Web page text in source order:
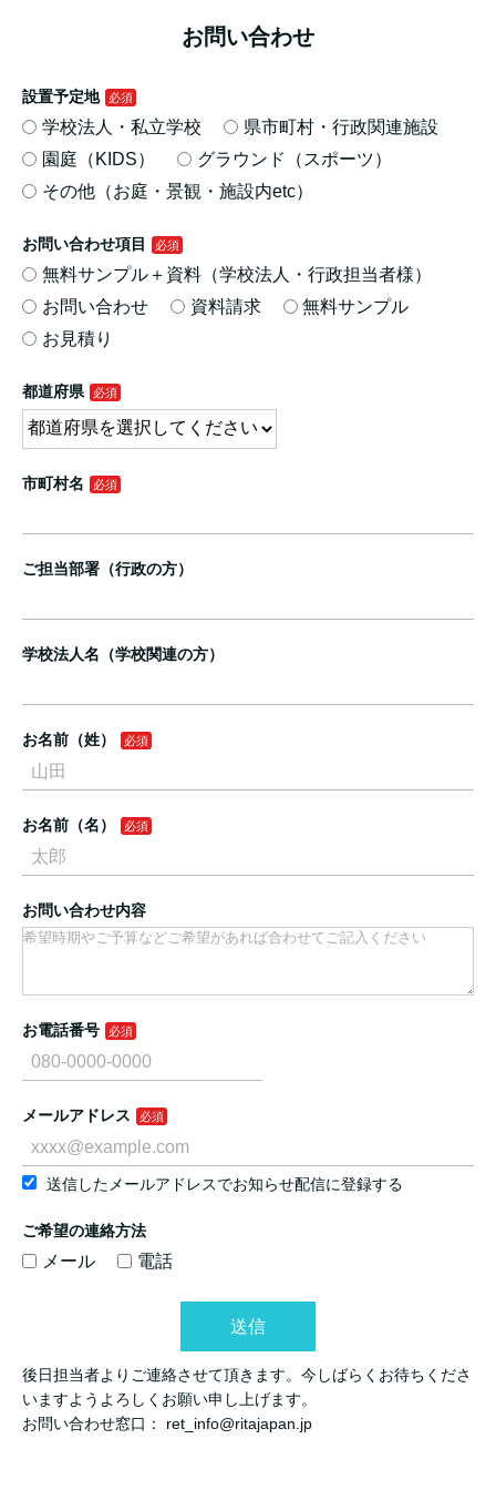
お問い合わせ
設置予定地
学校法人・私立学校
県市町村・行政関連施設
園庭（KIDS）
グラウンド（スポーツ）
その他（お庭・景観・施設内etc）
お問い合わせ項目
無料サンプル＋資料（学校法人・行政担当者様）
お問い合わせ
資料請求
無料サンプル
お見積り
都道府県
市町村名
ご担当部署（行政の方）
学校法人名（学校関連の方）
お名前（姓）
お名前（名）
お問い合わせ内容
お電話番号
メールアドレス
送信したメールアドレスでお知らせ配信に登録する
ご希望の連絡方法
メール 電話
送信
後日担当者よりご連絡させて頂きます。今しばらくお待ちくださ
いますようよろしくお願い申し上げます。
お問い合わせ窓口： ret_info@ritajapan.jp